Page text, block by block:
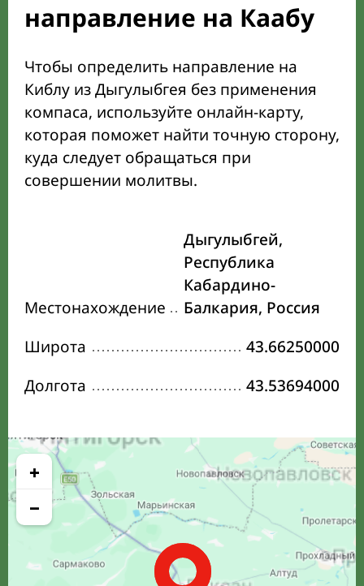
направление на Каабу
Чтобы определить направление на
Киблу из Дыгулыбгея без применения
компаса, используйте онлайн-карту,
которая поможет найти точную сторону,
куда следует обращаться при
совершении молитвы.
Местонахождение
Дыгулыбгей,
Республика
Кабардино-
Балкария, Россия
Широта
43.66250000
Долгота
43.53694000
+
−